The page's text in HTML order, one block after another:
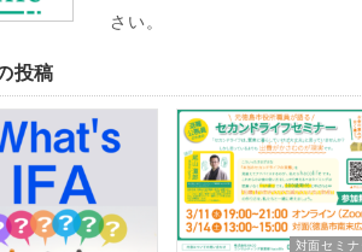
さい。
投稿
対面セミナ